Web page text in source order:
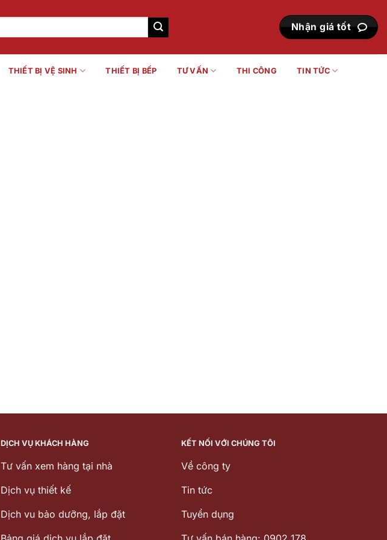
Nhận giá tốt
THIẾT BỊ VỆ SINH THIẾT BỊ BẾP TƯ VẤN THI CÔNG TIN TỨC
DỊCH VỤ KHÁCH HÀNG
Tư vấn xem hàng tại nhà
Dịch vụ thiết kế
Dịch vu bảo dưỡng, lắp đặt
KẾT NỐI VỚI CHÚNG TÔI
Về công ty
Tin tức
Tuyển dụng